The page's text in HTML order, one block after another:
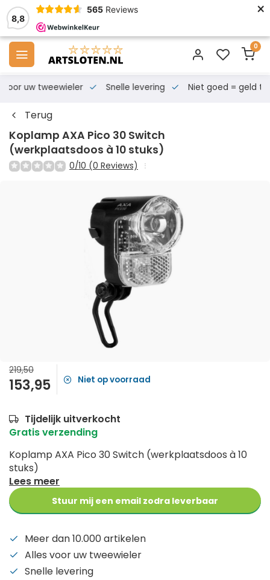
8,8
565 Reviews ×
0
voor uw tweewieler Snelle levering Niet goed = geld
Terug
Koplamp AXA Pico 30 Switch
(werkplaatsdoos à 10 stuks)
0/10 (0 Reviews)
219,50
153,95 Niet op voorraad
Tijdelijk uitverkocht
Gratis verzending
Koplamp AXA Pico 30 Switch (werkplaatsdoos à 10
stuks)
Lees meer
Stuur mij een email zodra leverbaar
Meer dan 10.000 artikelen
Alles voor uw tweewieler
Snelle levering